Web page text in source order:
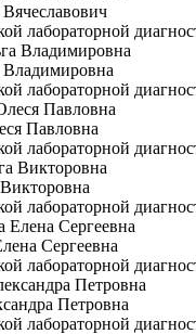
лабораторной
лабораторной
Павловна
лабораторной
лабораторной
Сергеевна
лабораторной
Петровна
лабораторной